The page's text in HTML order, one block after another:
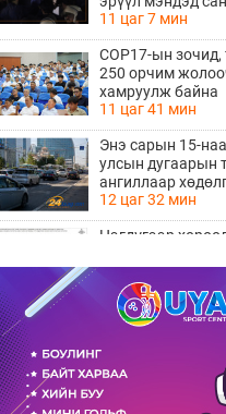
11 цаг 7 мин
COP17-ын зочид,
250 орчим
хамруулж байна
11 цаг 41 мин
Энэ сарын 15-
улсын дугаарын
ангиллаар
12 цаг 32 мин
Нэгдүгээр
хааж, борооны
хөндлөн
12 цаг 34 мин
“Туул усан
нэгдүгээр
боловсруулах
гүйцэтгэлтэй
12 цаг 35 мин